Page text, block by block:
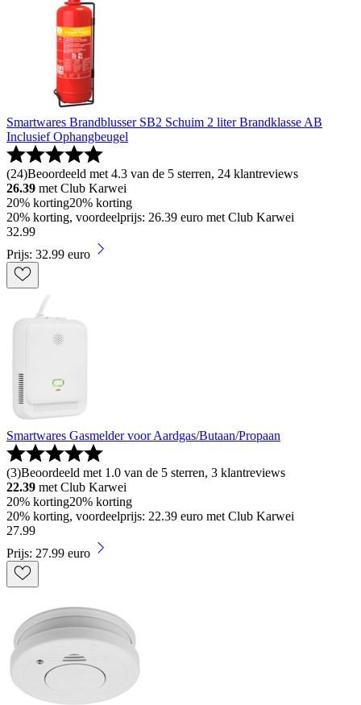
Smartwares Brandblusser SB2 Schuim 2 liter Brandklasse AB
Inclusief Ophangbeugel
(24)Beoordeeld met 4.3 van de 5 sterren, 24 klantreviews
26.39 met Club Karwei
20% korting20% korting
20% korting, voordeelprijs: 26.39 euro met Club Karwei
32.99
Prijs: 32.99 euro
Smartwares Gasmelder voor Aardgas/Butaan/Propaan
(3)Beoordeeld met 1.0 van de 5 sterren, 3 klantreviews
22.39 met Club Karwei
20% korting20% korting
20% korting, voordeelprijs: 22.39 euro met Club Karwei
27.99
Prijs: 27.99 euro